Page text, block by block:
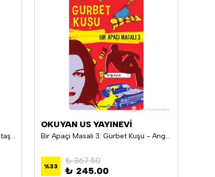
Musa Kevser'in Kaderi - Burcu Karataş Metin
OKUYAN US YAYINEVİ
Bir Apaçi Masalı 3: Gurbet Kuşu - Angutyus
%33
₺ 367.50
₺ 245.00